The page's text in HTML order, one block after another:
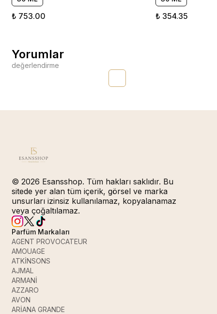
₺ 753.00 ₺ 354.35
Yorumlar
değerlendirme
© 2026 Esansshop. Tüm hakları saklıdır. Bu
sitede yer alan tüm içerik, görsel ve marka
unsurları izinsiz kullanılamaz, kopyalanamaz
veya çoğaltılamaz.
Parfüm Markaları
AGENT PROVOCATEUR
AMOUAGE
ATKİNSONS
AJMAL
ARMANİ
AZZARO
AVON
ARİANA GRANDE